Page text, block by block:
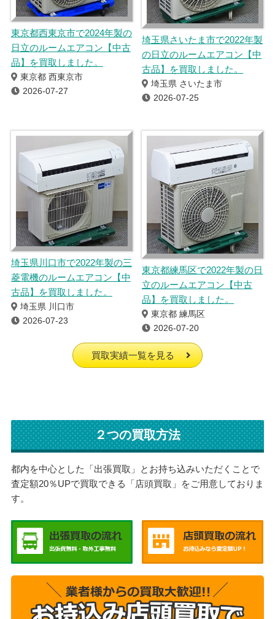
東京都西東京市で2024年製の
日立のルームエアコン【中古
品】を買取しました。
東京都 西東京市
2026-07-27
埼玉県さいたま市で2022年製
の日立のルームエアコン【中
古品】を買取しました。
埼玉県 さいたま市
2026-07-25
埼玉県川口市で2022年製の三
菱電機のルームエアコン【中
古品】を買取しました。
埼玉県 川口市
2026-07-23
東京都練馬区で2022年製の日
立のルームエアコン【中古
品】を買取しました。
東京都 練馬区
2026-07-20
買取実績一覧を見る
２つの買取方法
都内を中心とした「出張買取」とお持ち込みいただくことで
査定額20％UPで買取できる「店頭買取」をご用意しておりま
す。